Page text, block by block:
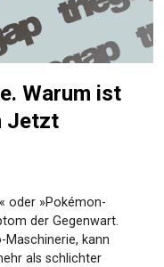
Warum ist
Jetzt
oder »Pokémon-
der Gegenwart.
kann
als schlichter